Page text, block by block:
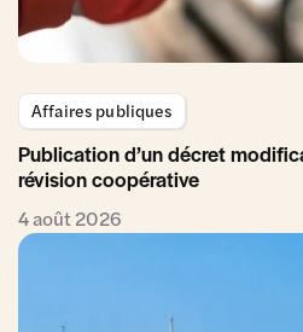
Affaires publiques
Publication d’un décret
révision coopérative
4 août 2026